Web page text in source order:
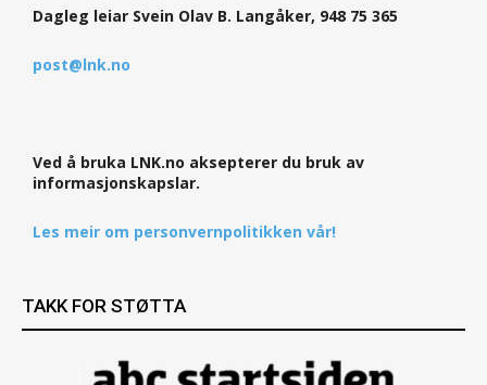
Dagleg leiar Svein Olav B. Langåker, 948 75 365
post@lnk.no
Ved å bruka LNK.no aksepterer du bruk av
informasjonskapslar.
Les meir om personvernpolitikken vår!
TAKK FOR STØTTA